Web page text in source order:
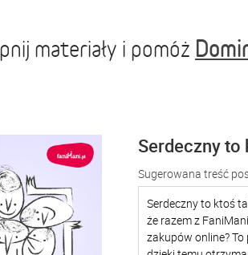
materiały i pomóż
Serdeczny to
Sugerowana treść